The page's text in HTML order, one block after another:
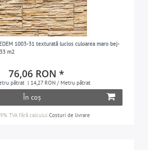
1003-31 texturată lucios culoarea maro bej-
m2
76,06 RON *
pătrat | 14,27 RON / Metru pătrat
În coș
TVAfără calculul Costuri de livrare